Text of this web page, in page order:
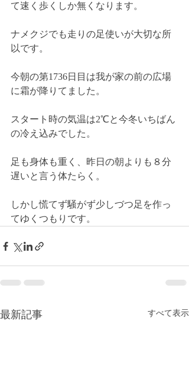
て速く歩くしか無くなります。
ナメクジでも走りの足使いが大切な所
以です。
今朝の第1736日目は我が家の前の広場
に霜が降りてました。
スタート時の気温は2℃と今冬いちばん
の冷え込みでした。
足も身体も重く、昨日の朝よりも８分
遅いと言う体たらく。
しかし慌てず騒がず少しづつ足を作っ
てゆくつもりです。
最新記事 すべて表示